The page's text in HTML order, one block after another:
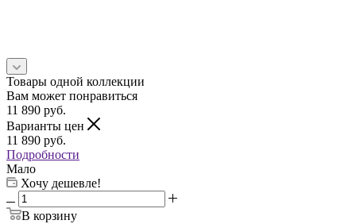
Товары одной коллекции
Вам может понравиться
11 890 руб.
Варианты цен
11 890 руб.
Подробности
Мало
Хочу дешевле!
В корзину